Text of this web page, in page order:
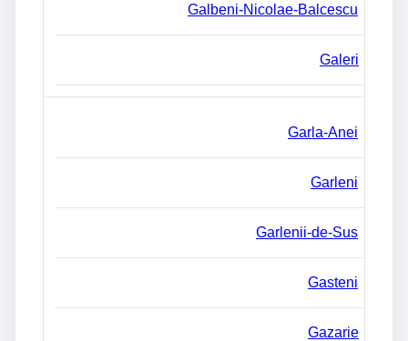
Galbeni-Nicolae-Balcescu
Galeri
Garla-Anei
Garleni
Garlenii-de-Sus
Gasteni
Gazarie